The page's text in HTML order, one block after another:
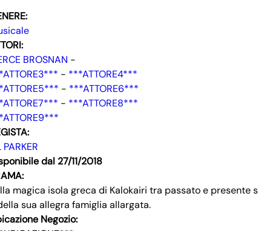
BROSNAN -
- ***ATTORE4***
- ***ATTORE6***
- ***ATTORE8***
PARKER
dal 27/11/2018
magica isola greca di Kalokairi tra passato e
sua allegra famiglia allargata.
Negozio: